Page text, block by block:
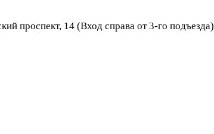
проспект, 14 (Вход справа от 3-го подъезда)